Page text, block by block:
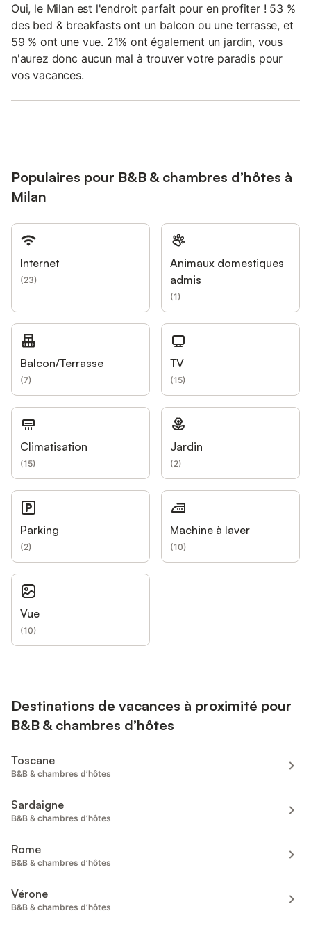
Oui, le Milan est l'endroit parfait pour en profiter ! 53 %
des bed & breakfasts ont un balcon ou une terrasse, et
59 % ont une vue. 21% ont également un jardin, vous
n'aurez donc aucun mal à trouver votre paradis pour
vos vacances.
Populaires pour B&B & chambres d’hôtes à
Milan
Internet
(23)
Animaux domestiques
admis
(1)
Balcon/Terrasse
(7)
TV
(15)
Climatisation
(15)
Jardin
(2)
Parking
(2)
Machine à laver
(10)
Vue
(10)
Destinations de vacances à proximité pour
B&B & chambres d’hôtes
Toscane
B&B & chambres d’hôtes
Sardaigne
B&B & chambres d’hôtes
Rome
B&B & chambres d’hôtes
Vérone
B&B & chambres d’hôtes